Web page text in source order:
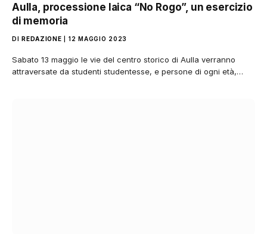
Aulla, processione laica “No Rogo”, un esercizio
di memoria
DI REDAZIONE 12 MAGGIO 2023
Sabato 13 maggio le vie del centro storico di Aulla verranno
attraversate da studenti studentesse, e persone di ogni età,…